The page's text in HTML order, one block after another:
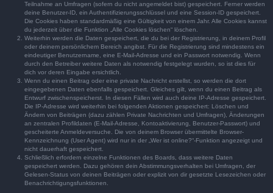
Teilnahme an Umfragen (sofern du nicht angemeldet bist) gespeichert. Ferner werden
deine Benutzer-ID, ein Authentifizierungsschlüssel und eine Session-ID gespeichert.
Die Cookies haben standardmäßig eine Gültigkeit von einem Jahr. Alle Cookies kannst
du jederzeit über die Funktion „Alle Cookies löschen“ löschen.
Weiterhin werden die Daten gespeichert, die du bei der Registrierung, in deinem Profil
oder deinem persönlichem Bereich angibst. Für die Registrierung sind mindestens ein
eindeutiger Benutzername, eine E-Mail-Adresse und ein Passwort notwendig. Wenn
durch den Betreiber weitere Daten als notwendig festgelegt wurden, so ist dies für
dich vor deren Eingabe ersichtlich.
Wenn du einen Beitrag oder eine private Nachricht erstellst, so werden die dort
eingegebenen Daten ebenfalls gespeichert. Gleiches gilt, wenn du einen Beitrag als
Entwurf zwischenspeicherst. In diesen Fällen wird auch deine IP-Adresse gespeichert.
Die IP-Adresse wird weiterhin bei folgenden Aktionen gespeichert: Löschen und
Ändern von Beiträgen (dazu zählen Private Nachrichten und Umfragen), Änderungen
an zentralen Profildaten (E-Mail-Adresse, Kontoaktivierung, Benutzer-Passwort) und
gescheiterte Anmeldeversuche. Die von deinem Browser übermittelte Browser-
Kennzeichnung (User Agent) wird nur in der „Wer ist online?“-Funktion angezeigt und
nicht dauerhaft gespeichert.
Schließlich erfordern einzelne Funktionen des Boards, dass weitere Daten
gespeichert werden. Dazu gehören dein Abstimmungsverhalten bei Umfragen, der
Gelesen-Status von deinen Beiträgen oder explizit von dir gesetzte Lesezeichen oder
Benachrichtigungsfunktionen.